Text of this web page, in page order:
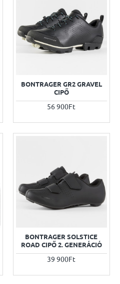
BONTRAGER GR2 GRAVEL
CIPŐ
56 900Ft
BONTRAGER SOLSTICE
ROAD CIPŐ 2. GENERÁCIÓ
39 900Ft